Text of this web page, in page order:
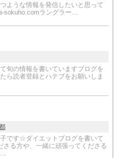
ような情報を発信したいと思って
sokuho.comラングラー…
旬の情報を書いていますブログを
ら読者登録とハテブをお願いしま
です☆ダイエットブログを書いて
さる方や、一緒に頑張ってくださる
…